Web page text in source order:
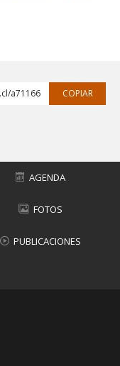
a71166 COPIAR
AGENDA
FOTOS
PUBLICACIONES